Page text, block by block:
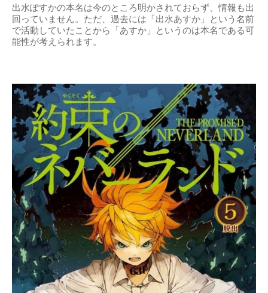
出水ぽすかの本名は今のところ明かされておらず、情報も出
回っていません。ただ、過去には「出水あすか」という名前
で活動していたことから「あすか」というのは本名である可
能性が考えられます。